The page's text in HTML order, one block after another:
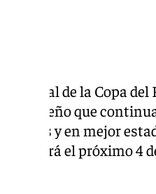
de final de la Copa
malagueño que
grandes y en mejor
disputará el próximo 4